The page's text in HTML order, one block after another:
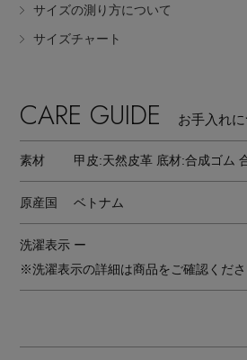
サイズの測り方について
サイズチャート
CARE GUIDE お手入れ
素材 甲皮:天然皮革 底材:合成ゴム
原産国 ベトナム
洗濯表示 ー
※洗濯表示の詳細は商品をご確認くだ